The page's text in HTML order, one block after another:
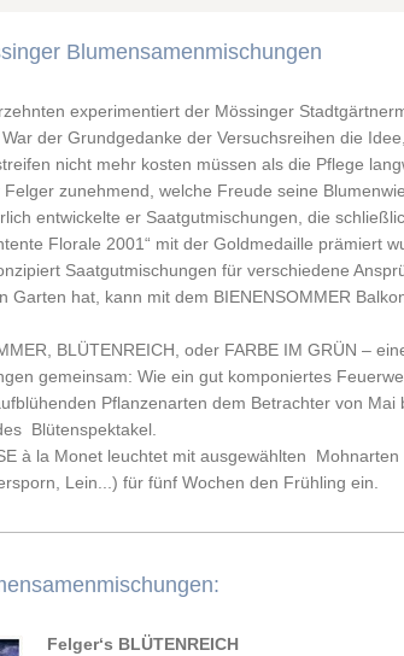
Blumensamenmischungen
experimentiert der Mössinger
der Grundgedanke der Versuchsreihen die
nicht mehr kosten müssen als die Pflege
zunehmend, welche Freude seine
entwickelte er Saatgutmischungen, die
Florale 2001“ mit der Goldmedaille prämiert
Saatgutmischungen für verschiedene
Garten hat, kann mit dem BIENENSOMMER
BLÜTENREICH, oder FARBE IM GRÜN –
gemeinsam: Wie ein gut komponiertes
Pflanzenarten dem Betrachter von Mai
Blütenspektakel.
à la Monet leuchtet mit ausgewählten Mohnarten
Lein...) für fünf Wochen den Frühling ein.
Felger‘s BLÜTENREICH